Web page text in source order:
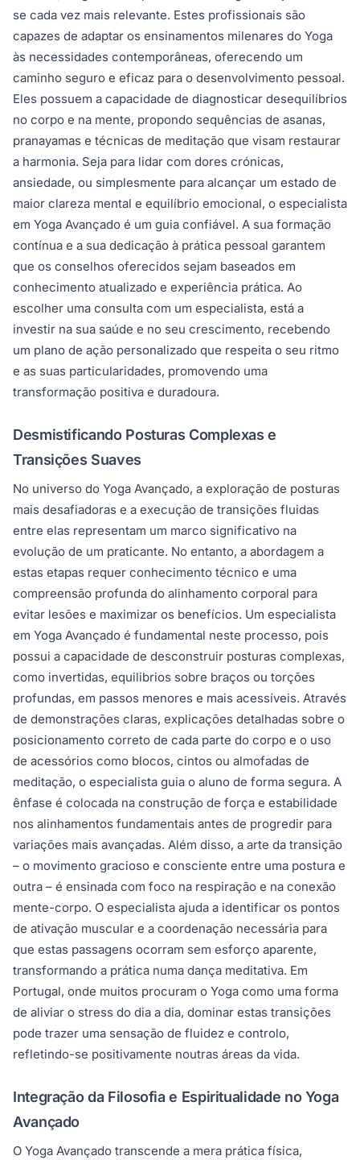
se cada vez mais relevante. Estes profissionais são
capazes de adaptar os ensinamentos milenares do Yoga
às necessidades contemporâneas, oferecendo um
caminho seguro e eficaz para o desenvolvimento pessoal.
Eles possuem a capacidade de diagnosticar desequilíbrios
no corpo e na mente, propondo sequências de asanas,
pranayamas e técnicas de meditação que visam restaurar
a harmonia. Seja para lidar com dores crónicas,
ansiedade, ou simplesmente para alcançar um estado de
maior clareza mental e equilíbrio emocional, o especialista
em Yoga Avançado é um guia confiável. A sua formação
contínua e a sua dedicação à prática pessoal garantem
que os conselhos oferecidos sejam baseados em
conhecimento atualizado e experiência prática. Ao
escolher uma consulta com um especialista, está a
investir na sua saúde e no seu crescimento, recebendo
um plano de ação personalizado que respeita o seu ritmo
e as suas particularidades, promovendo uma
transformação positiva e duradoura.
Desmistificando Posturas Complexas e
Transições Suaves
No universo do Yoga Avançado, a exploração de posturas
mais desafiadoras e a execução de transições fluidas
entre elas representam um marco significativo na
evolução de um praticante. No entanto, a abordagem a
estas etapas requer conhecimento técnico e uma
compreensão profunda do alinhamento corporal para
evitar lesões e maximizar os benefícios. Um especialista
em Yoga Avançado é fundamental neste processo, pois
possui a capacidade de desconstruir posturas complexas,
como invertidas, equilibrios sobre braços ou torções
profundas, em passos menores e mais acessíveis. Através
de demonstrações claras, explicações detalhadas sobre o
posicionamento correto de cada parte do corpo e o uso
de acessórios como blocos, cintos ou almofadas de
meditação, o especialista guia o aluno de forma segura. A
ênfase é colocada na construção de força e estabilidade
nos alinhamentos fundamentais antes de progredir para
variações mais avançadas. Além disso, a arte da transição
– o movimento gracioso e consciente entre uma postura e
outra – é ensinada com foco na respiração e na conexão
mente-corpo. O especialista ajuda a identificar os pontos
de ativação muscular e a coordenação necessária para
que estas passagens ocorram sem esforço aparente,
transformando a prática numa dança meditativa. Em
Portugal, onde muitos procuram o Yoga como uma forma
de aliviar o stress do dia a dia, dominar estas transições
pode trazer uma sensação de fluidez e controlo,
refletindo-se positivamente noutras áreas da vida.
Integração da Filosofia e Espiritualidade no Yoga
Avançado
O Yoga Avançado transcende a mera prática física,